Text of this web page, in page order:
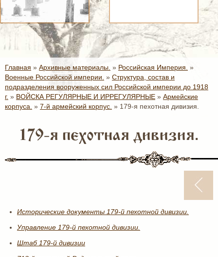
Главная » Архивные материалы. » Российская Империя. »
Военные Российской империи. » Структура, состав и
подразделения вооруженных сил Российской империи до 1918
г. » ВОЙСКА РЕГУЛЯРНЫЕ И ИРРЕГУЛЯРНЫЕ » Армейские
корпуса. » 7-й армейский корпус. » 179-я пехотная дивизия.
179-я пехотная дивизия.
Исторические документы 179-й пехотной дивизии.
Управление 179-й пехотной дивизии.
Штаб 179-й дивизии